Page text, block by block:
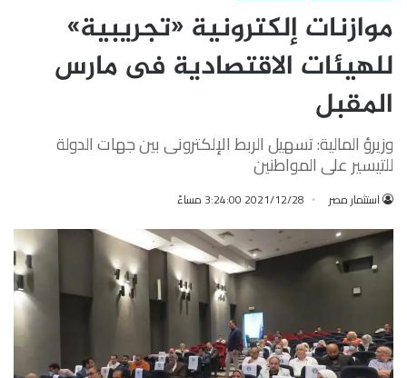
موازنات إلكترونية «تجريبية»
للهيئات الاقتصادية فى مارس
المقبل
وزيرؤ المالية: تسهيل الربط الإلكترونى بين جهات الدولة
للتيسير على المواطنين
استثمار مصر 2021/12/28 3:24:00 مساءً